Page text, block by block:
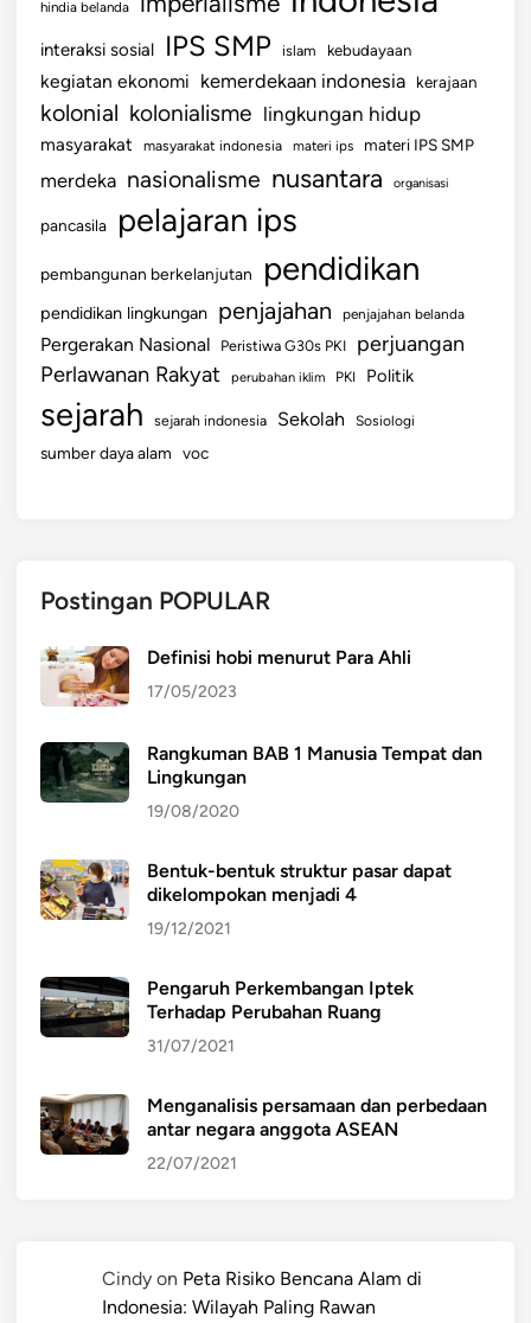
hindia belanda
interaksi sosial IPS SMP islam kebudayaan
kegiatan ekonomi kemerdekaan indonesia kerajaan
kolonial kolonialisme lingkungan hidup
masyarakat masyarakat indonesia materi ips materi IPS SMP
merdeka nasionalisme nusantara organisasi
pancasila pelajaran ips
pembangunan berkelanjutan pendidikan
pendidikan lingkungan penjajahan penjajahan belanda
Pergerakan Nasional Peristiwa G30s PKI perjuangan
Perlawanan Rakyat perubahan iklim PKI Politik
sejarah sejarah indonesia Sekolah Sosiologi
sumber daya alam voc
Postingan POPULAR
Definisi hobi menurut Para Ahli
17/05/2023
Rangkuman BAB 1 Manusia Tempat dan
Lingkungan
19/08/2020
Bentuk-bentuk struktur pasar dapat
dikelompokan menjadi 4
19/12/2021
Pengaruh Perkembangan Iptek
Terhadap Perubahan Ruang
31/07/2021
Menganalisis persamaan dan perbedaan
antar negara anggota ASEAN
22/07/2021
Cindy on Peta Risiko Bencana Alam di
Indonesia: Wilayah Paling Rawan